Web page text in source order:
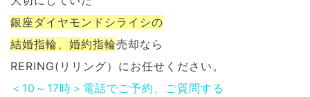
銀座ダイヤモンドシライシの
結婚指輪、婚約指輪売却なら
RERING(リリング）にお任せください。
＜10～17時＞電話でご予約、ご質問する